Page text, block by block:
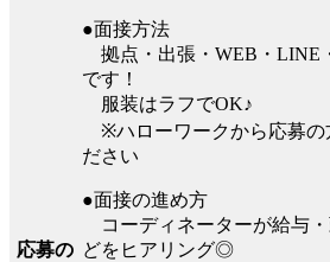
応募の
●面接方法
拠点・出張・WEB・LINE
です！
服装はラフでOK♪
※ハローワークから応募の
ださい
●面接の進め方
コーディネーターが給与
どをヒアリング◎